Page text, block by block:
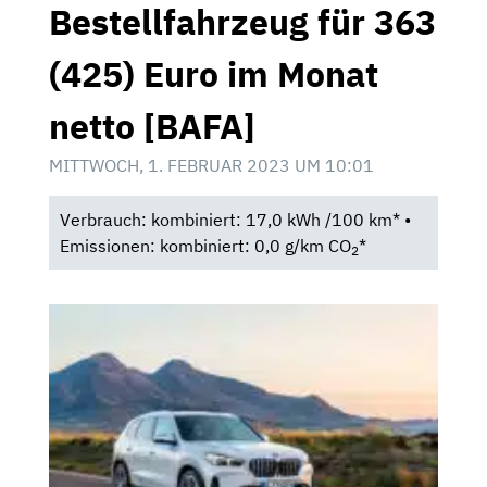
Bestellfahrzeug für 363
(425) Euro im Monat
netto [BAFA]
MITTWOCH, 1. FEBRUAR 2023 UM 10:01
Verbrauch: kombiniert: 17,0 kWh /100 km* •
Emissionen: kombiniert: 0,0 g/km CO2*